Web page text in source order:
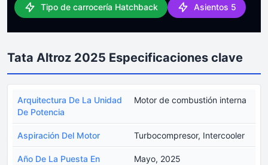
Tipo de carrocería Hatchback Asientos 5
Tata Altroz 2025 Especificaciones clave
Arquitectura De La Unidad
De Potencia
Motor de combustión interna
Aspiración Del Motor Turbocompresor, Intercooler
Año De La Puesta En
Mayo, 2025